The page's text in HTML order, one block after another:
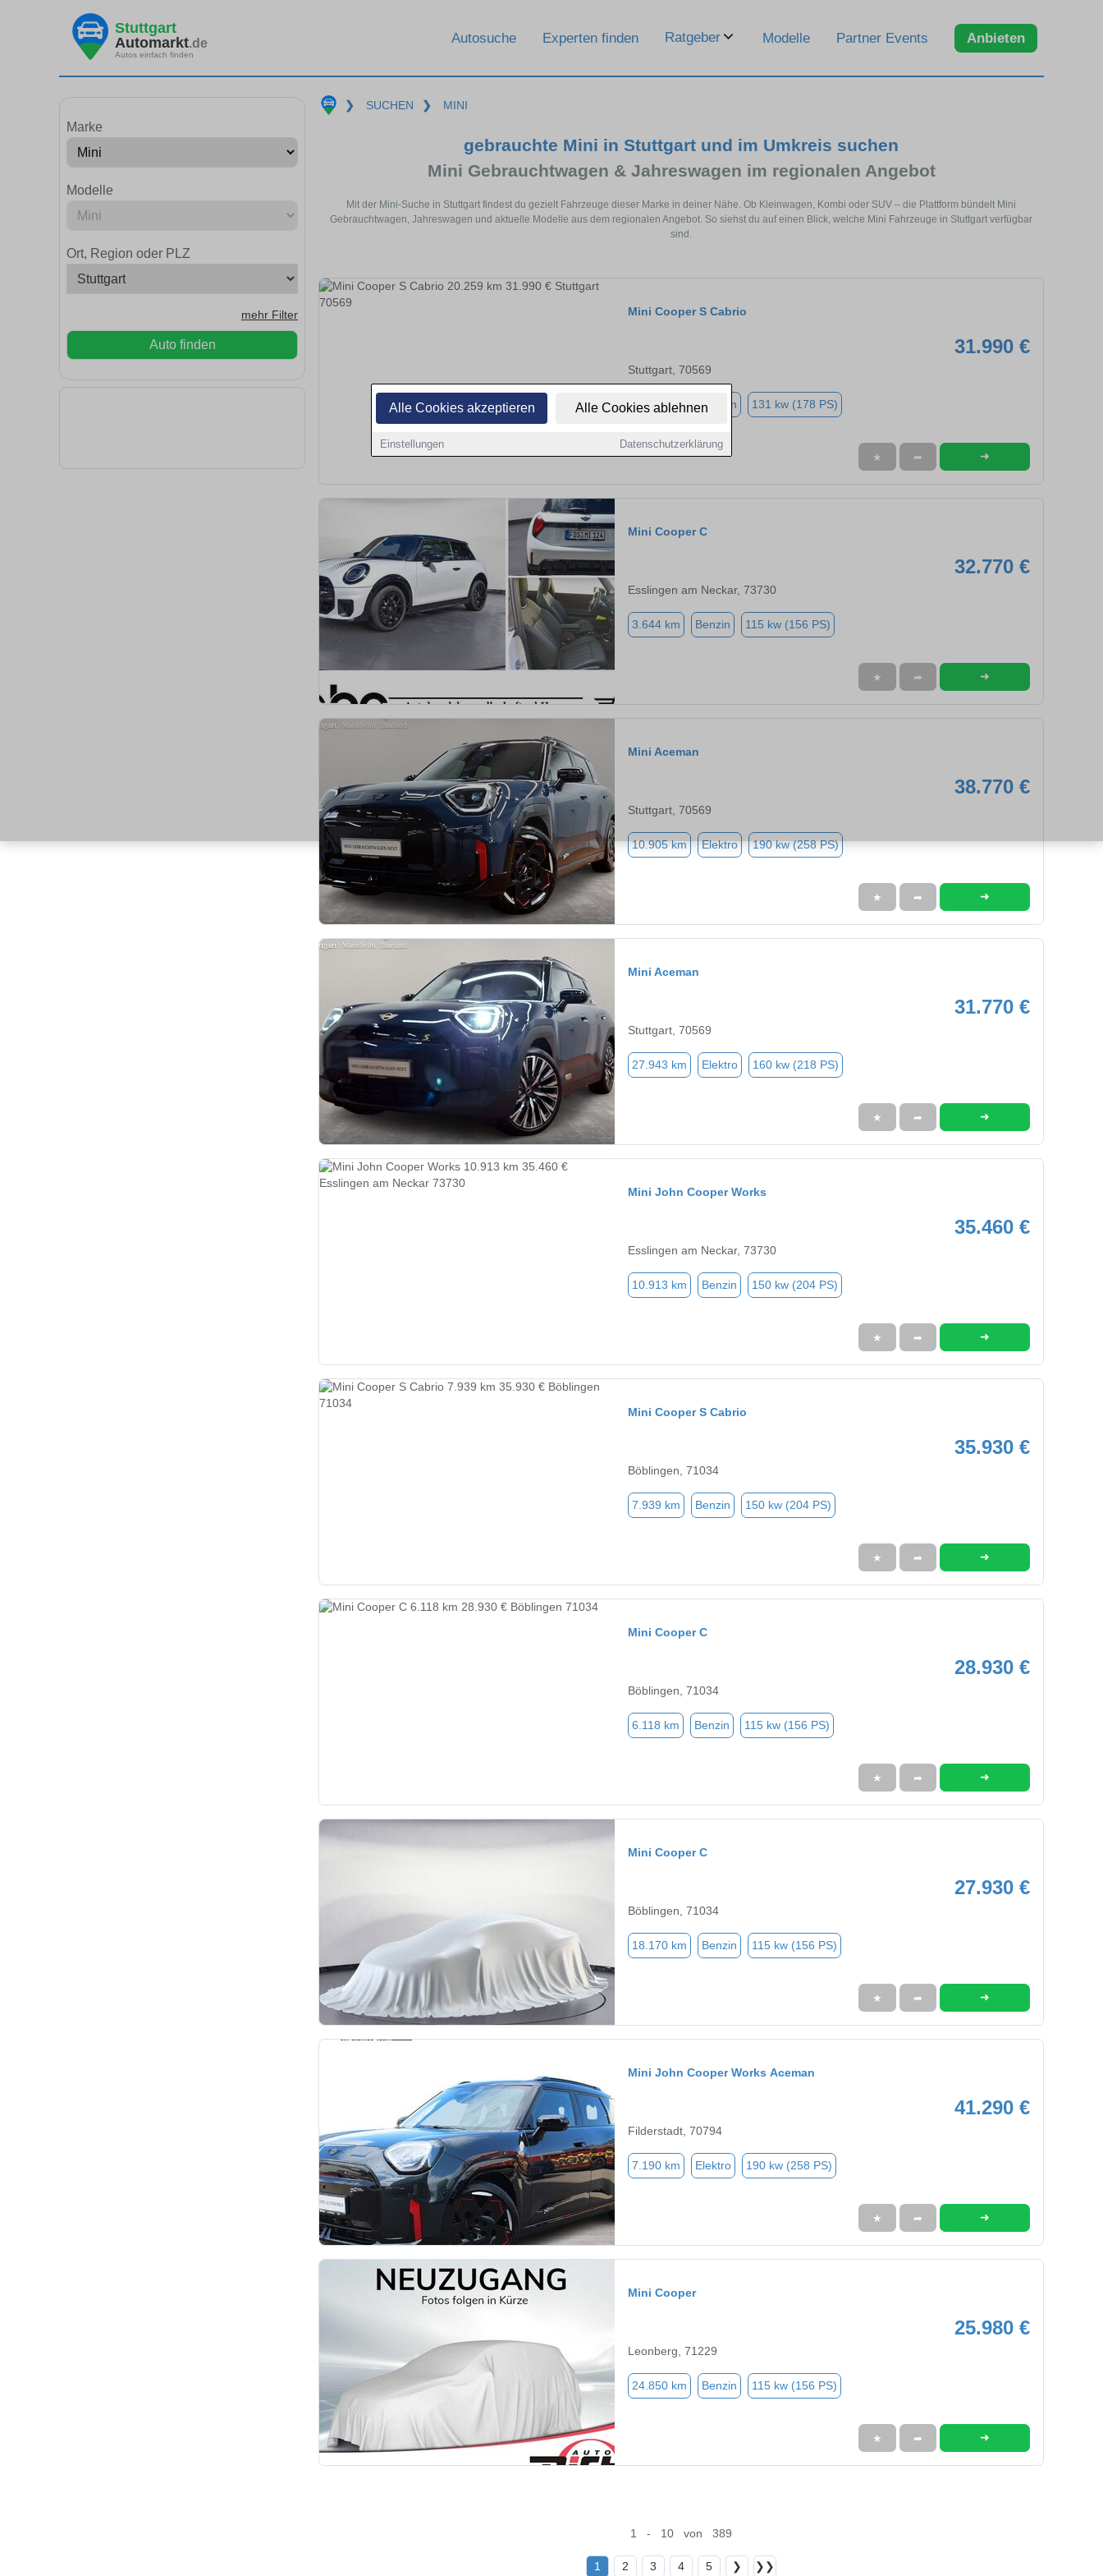
Alle Cookies akzeptieren Alle Cookies ablehnen
Einstellungen Datenschutzerklärung
Stuttgart
Automarkt.de
Autos einfach finden
Autosuche Experten finden Ratgeber Modelle Partner Events Anbieten
Marke
Modelle
Ort, Region oder PLZ
mehr Filter
Auto finden
❯ SUCHEN ❯ MINI
gebrauchte Mini in Stuttgart und im Umkreis suchen
Mini Gebrauchtwagen & Jahreswagen im regionalen Angebot
Mit der Mini-Suche in Stuttgart findest du gezielt Fahrzeuge dieser Marke in deiner Nähe. Ob Kleinwagen, Kombi oder SUV – die Plattform bündelt Mini
Gebrauchtwagen, Jahreswagen und aktuelle Modelle aus dem regionalen Angebot. So siehst du auf einen Blick, welche Mini Fahrzeuge in Stuttgart verfügbar
sind.
Mini Cooper S Cabrio
31.990 €
Stuttgart, 70569
20.259 km Benzin 131 kw (178 PS)
★ ➦ ➜
Mini Cooper C
32.770 €
Esslingen am Neckar, 73730
3.644 km Benzin 115 kw (156 PS)
★ ➦ ➜
Mini Aceman
38.770 €
Stuttgart, 70569
10.905 km Elektro 190 kw (258 PS)
★ ➦ ➜
Mini Aceman
31.770 €
Stuttgart, 70569
27.943 km Elektro 160 kw (218 PS)
★ ➦ ➜
Mini John Cooper Works
35.460 €
Esslingen am Neckar, 73730
10.913 km Benzin 150 kw (204 PS)
★ ➦ ➜
Mini Cooper S Cabrio
35.930 €
Böblingen, 71034
7.939 km Benzin 150 kw (204 PS)
★ ➦ ➜
Mini Cooper C
28.930 €
Böblingen, 71034
6.118 km Benzin 115 kw (156 PS)
★ ➦ ➜
Mini Cooper C
27.930 €
Böblingen, 71034
18.170 km Benzin 115 kw (156 PS)
★ ➦ ➜
Mini John Cooper Works Aceman
41.290 €
Filderstadt, 70794
7.190 km Elektro 190 kw (258 PS)
★ ➦ ➜
Mini Cooper
25.980 €
Leonberg, 71229
24.850 km Benzin 115 kw (156 PS)
★ ➦ ➜
1 - 10 von 389
1 2 3 4 5 ❯ ❯❯